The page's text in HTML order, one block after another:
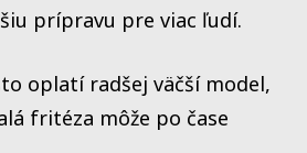
prípravu pre viac ľudí.
oplatí radšej väčší model,
fritéza môže po čase